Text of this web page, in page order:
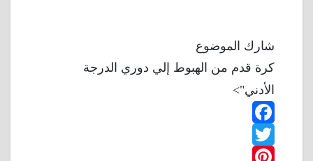
شارك الموضوع
كرة قدم من الهبوط إلي دوري الدرجة
الأدني">
F
a
T